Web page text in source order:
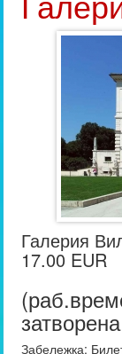
Галерия
17.00 EUR
Забележка: